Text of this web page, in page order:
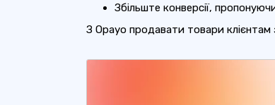
Збільште конверсії,
З Opayo продавати товари клієнтам